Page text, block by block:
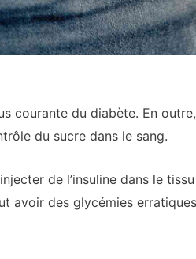
courante du diabète. En
du sucre dans le sang.
de l’insuline dans le
avoir des glycémies